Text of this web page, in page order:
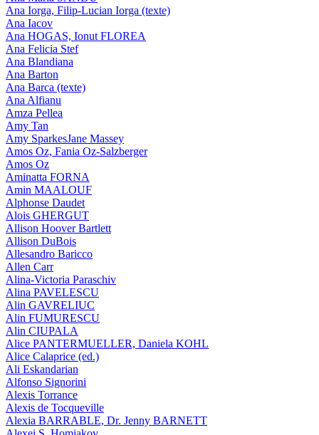
Ana Iorga, Filip-Lucian Iorga (texte)
Ana Iacov
Ana HOGAS, Ionut FLOREA
Ana Felicia Stef
Ana Blandiana
Ana Barton
Ana Barca (texte)
Ana Alfianu
Amza Pellea
Amy Tan
Amy SparkesJane Massey
Amos Oz, Fania Oz-Salzberger
Amos Oz
Aminatta FORNA
Amin MAALOUF
Alphonse Daudet
Alois GHERGUT
Allison Hoover Bartlett
Allison DuBois
Allesandro Baricco
Allen Carr
Alina-Victoria Paraschiv
Alina PAVELESCU
Alin GAVRELIUC
Alin FUMURESCU
Alin CIUPALA
Alice PANTERMUELLER, Daniela KOHL
Alice Calaprice (ed.)
Ali Eskandarian
Alfonso Signorini
Alexis Torrance
Alexis de Tocqueville
Alexia BARRABLE, Dr. Jenny BARNETT